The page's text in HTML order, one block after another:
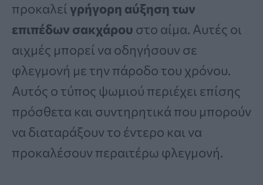
προκαλείγρήγορη αύξηση των
επιπέδων σακχάρου στο αίμα. Αυτές οι
αιχμές μπορεί να οδηγήσουν σε
φλεγμονή με την πάροδο του χρόνου.
Αυτός ο τύπος ψωμιού περιέχει επίσης
πρόσθετα και συντηρητικά που μπορούν
να διαταράξουν το έντερο και να
προκαλέσουν περαιτέρω φλεγμονή.